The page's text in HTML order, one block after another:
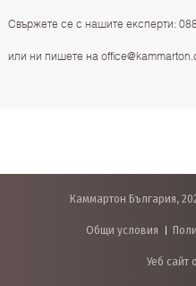
Свържете се с нашите експерти:
или ни пишете на
Каммартон България,
Общи условия
Уеб сайт